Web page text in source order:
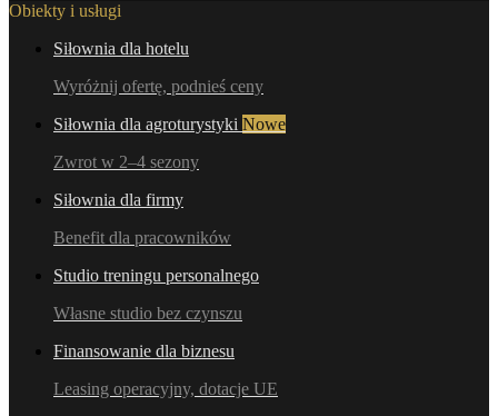
Obiekty i usługi
Siłownia dla hotelu
Wyróżnij ofertę, podnieś ceny
Siłownia dla agroturystyki Nowe
Zwrot w 2–4 sezony
Siłownia dla firmy
Benefit dla pracowników
Studio treningu personalnego
Własne studio bez czynszu
Finansowanie dla biznesu
Leasing operacyjny, dotacje UE